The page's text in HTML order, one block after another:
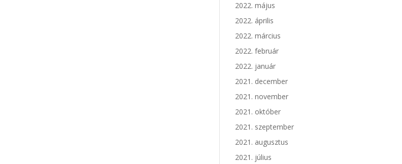
2022. május
2022. április
2022. március
2022. február
2022. január
2021. december
2021. november
2021. október
2021. szeptember
2021. augusztus
2021. július